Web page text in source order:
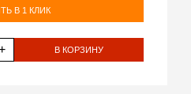
В 1 КЛИК
В КОРЗИНУ